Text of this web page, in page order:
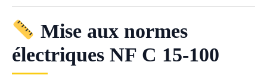
Mise aux normes
électriques NF C 15-100